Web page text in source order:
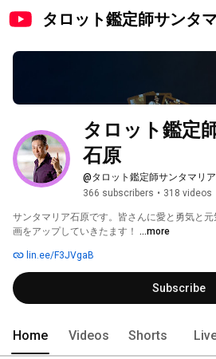
タロット鑑定師サンタ
タロット鑑定
石原
@タロット鑑定師サンタマリ
366 subscribers • 318 videos
サンタマリア石原です。皆さんに愛と勇気と
画をアップしていきたます！ ...more
lin.ee/F3JVgaB
Subscribe
Home Videos Shorts